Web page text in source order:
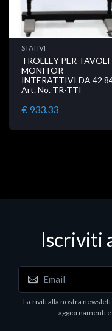
STATIVI
TROLLEY PER TAVOLI
MONITOR
INTERATTIVI DA 42
Art. No. TR-TTI
€ 933.33
Iscriviti
Iscriviti alla nostra
aggiornamenti